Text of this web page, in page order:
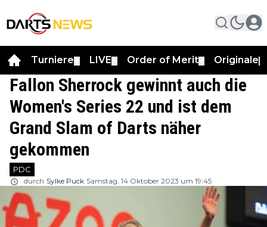
Turniere LIVE Order of Merit Originale
Fallon Sherrock gewinnt auch die
Women's Series 22 und ist dem
Grand Slam of Darts näher
gekommen
PDC
durch Sylke Puck Samstag, 14 Oktober 2023 um 19:45